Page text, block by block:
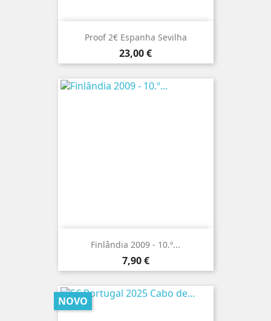
Proof 2€ Espanha Sevilha
Preço
23,00 €
Finlândia 2009 - 10.º...
Preço
7,90 €
NOVO